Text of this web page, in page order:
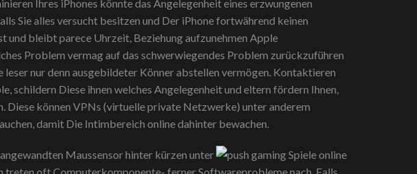
Ihres iPhones könnte das Angelegenheit eines erzwungenen
Sie alles versucht besitzen und Der iPhone fortwährend keinen
und bleibt parece Uhrzeit, Beziehung aufzunehmen Apple
Problem vermag auf das schwerwiegendes Problem zurückzuführen
leser nur denn ausgebildeter Könner abstellen vermögen. Kontaktieren
schildern Diese ihnen welches Angelegenheit und eltern fördern Ihnen,
Diese können VPNs (virtuelle private Netzwerke) unter anderem
damit Die Intimbereich online dahinter bewachen.
Maussensor hinter kürzen unter
oft Computerkomponente- ferner Softwareprobleme nach. Falls